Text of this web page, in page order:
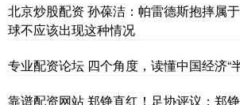
北京炒股配资 孙葆洁：帕雷德斯抱摔属
球不应该出现这种情况
专业配资论坛 四个角度，读懂中国经济“
靠谱配资网站 郑铮直红！足协评议：郑